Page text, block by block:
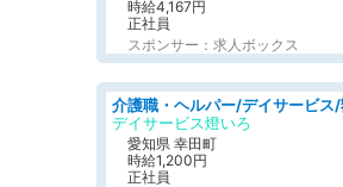
時給4,167円
正社員
スポンサー：求人ボックス
デイサービス燈いろ
愛知県 幸田町
時給1,200円
正社員